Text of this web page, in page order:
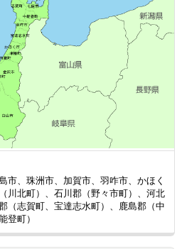
市、珠洲市、加賀市、羽咋市、かほく
川北町）、石川郡（野々市町）、河北
（志賀町、宝達志水町）、鹿島郡（中
登町）